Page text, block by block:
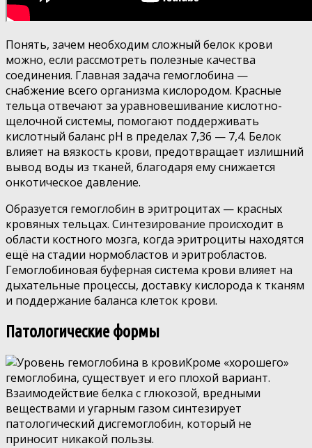
Понять, зачем необходим сложный белок крови
можно, если рассмотреть полезные качества
соединения. Главная задача гемоглобина —
снабжение всего организма кислородом. Красные
тельца отвечают за уравновешивание кислотно-
щелочной системы, помогают поддерживать
кислотный баланс рН в пределах 7,36 — 7,4. Белок
влияет на вязкость крови, предотвращает излишний
вывод воды из тканей, благодаря ему снижается
онкотическое давление.
Образуется гемоглобин в эритроцитах — красных
кровяных тельцах. Синтезирование происходит в
области костного мозга, когда эритроциты находятся
ещё на стадии нормобластов и эритробластов.
Гемоглобиновая буферная система крови влияет на
дыхательные процессы, доставку кислорода к тканям
и поддержание баланса клеток крови.
Патологические формы
Кроме «хорошего»
гемоглобина, существует и его плохой вариант.
Взаимодействие белка с глюкозой, вредными
веществами и угарным газом синтезирует
патологический дисгемоглобин, который не
приносит никакой пользы.